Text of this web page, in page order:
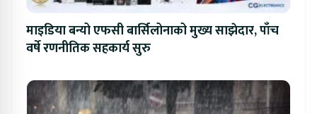
माइडिया बन्यो एफसी बार्सिलोनाको मुख्य साझेदार, पाँच
वर्षे रणनीतिक सहकार्य सुरु